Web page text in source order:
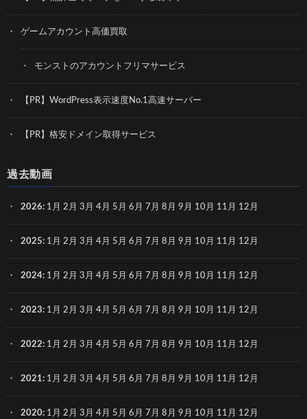
ゲームアカウント高価買取
モンストのアカウントフリマサービス
【PR】WordPress表示速度No.1高速サーバー
【PR】格安ドメイン取得サービス
過去動画
2026: 1月 2月 3月 4月 5月 6月 7月 8月 9月 10月 11月 12月
2025: 1月 2月 3月 4月 5月 6月 7月 8月 9月 10月 11月 12月
2024: 1月 2月 3月 4月 5月 6月 7月 8月 9月 10月 11月 12月
2023: 1月 2月 3月 4月 5月 6月 7月 8月 9月 10月 11月 12月
2022: 1月 2月 3月 4月 5月 6月 7月 8月 9月 10月 11月 12月
2021: 1月 2月 3月 4月 5月 6月 7月 8月 9月 10月 11月 12月
2020: 1月 2月 3月 4月 5月 6月 7月 8月 9月 10月 11月 12月